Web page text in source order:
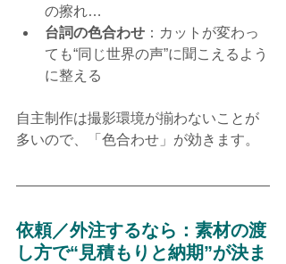
の擦れ…
台詞の色合わせ ：カットが変わっ
ても“同じ世界の声”に聞こえるよう
に整える
自主制作は撮影環境が揃わないことが
多いので、「色合わせ」が効きます。
依頼／外注するなら：素材の渡
し方で“見積もりと納期”が決ま